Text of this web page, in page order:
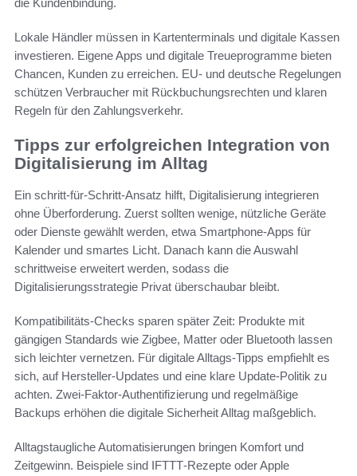
die Kundenbindung.
Lokale Händler müssen in Kartenterminals und digitale Kassen
investieren. Eigene Apps und digitale Treueprogramme bieten
Chancen, Kunden zu erreichen. EU- und deutsche Regelungen
schützen Verbraucher mit Rückbuchungsrechten und klaren
Regeln für den Zahlungsverkehr.
Tipps zur erfolgreichen Integration von
Digitalisierung im Alltag
Ein schritt‑für‑Schritt‑Ansatz hilft, Digitalisierung integrieren
ohne Überforderung. Zuerst sollten wenige, nützliche Geräte
oder Dienste gewählt werden, etwa Smartphone‑Apps für
Kalender und smartes Licht. Danach kann die Auswahl
schrittweise erweitert werden, sodass die
Digitalisierungsstrategie Privat überschaubar bleibt.
Kompatibilitäts‑Checks sparen später Zeit: Produkte mit
gängigen Standards wie Zigbee, Matter oder Bluetooth lassen
sich leichter vernetzen. Für digitale Alltags‑Tipps empfiehlt es
sich, auf Hersteller‑Updates und eine klare Update‑Politik zu
achten. Zwei‑Faktor‑Authentifizierung und regelmäßige
Backups erhöhen die digitale Sicherheit Alltag maßgeblich.
Alltagstaugliche Automatisierungen bringen Komfort und
Zeitgewinn. Beispiele sind IFTTT‑Rezepte oder Apple